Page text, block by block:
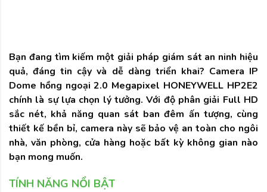
Bạn đang tìm kiếm một giải pháp giám sát an ninh hiệu
quả, đáng tin cậy và dễ dàng triển khai? Camera IP
Dome hồng ngoại 2.0 Megapixel HONEYWELL HP2E2
chính là sự lựa chọn lý tưởng. Với độ phân giải Full HD
sắc nét, khả năng quan sát ban đêm ấn tượng, cùng
thiết kế bền bỉ, camera này sẽ bảo vệ an toàn cho ngôi
nhà, văn phòng, cửa hàng hoặc bất kỳ không gian nào
bạn mong muốn.
TÍNH NĂNG NỔI BẬT